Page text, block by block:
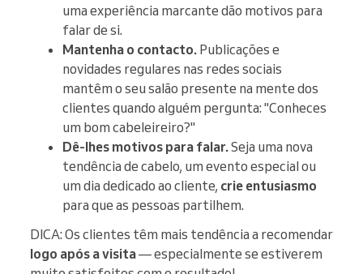
uma experiência marcante dão motivos para
falar de si.
Mantenha o contacto. Publicações e
novidades regulares nas redes sociais
mantêm o seu salão presente na mente dos
clientes quando alguém pergunta: "Conheces
um bom cabeleireiro?"
Dê-lhes motivos para falar.Seja uma nova
tendência de cabelo, um evento especial ou
um dia dedicado ao cliente, crie entusiasmo
para que as pessoas partilhem.
DICA: Os clientes têm mais tendência a recomendar
logo após a visita— especialmente se estiverem